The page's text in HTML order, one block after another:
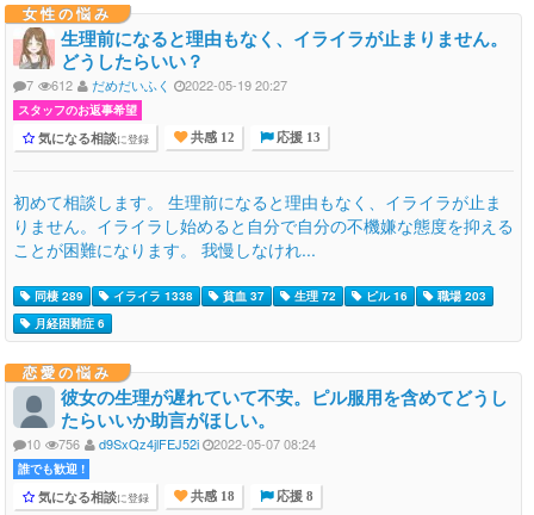
女性の悩み
生理前になると理由もなく、イライラが止まりません。
どうしたらいい？
7 612 だめだいふく 2022-05-19 20:27
スタッフのお返事希望
気になる相談に登録 共感 12 応援 13
初めて相談します。 生理前になると理由もなく、イライラが止ま
りません。イライラし始めると自分で自分の不機嫌な態度を抑える
ことが困難になります。 我慢しなけれ...
同棲 289 イライラ 1338 貧血 37 生理 72 ピル 16
職場 203
月経困難症 6
恋愛の悩み
彼女の生理が遅れていて不安。ピル服用を含めてどうし
たらいいか助言がほしい。
10 756 d9SxQz4jlFEJ52i 2022-05-07 08:24
誰でも歓迎 !
気になる相談に登録 共感 18 応援 8